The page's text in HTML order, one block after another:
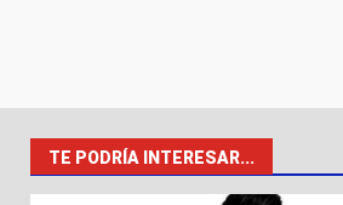
TE PODRÍA INTERESAR...